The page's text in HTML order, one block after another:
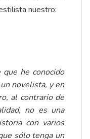
nuestro:
he conocido
novelista, y en
al contrario de
no es una
con varios
sólo tenga un